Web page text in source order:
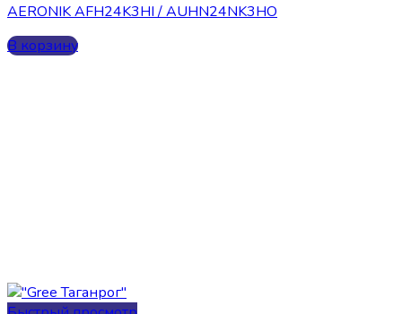
AERONIK AFH24K3HI / AUHN24NK3HO
В корзину